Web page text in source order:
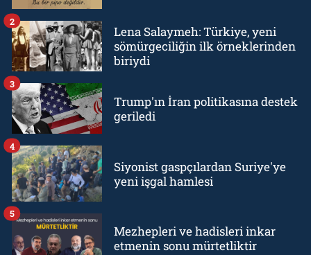
Lena Salaymeh: Türkiye, yeni
sömürgeciliğin ilk örneklerinden
biriydi
2
Trump'ın İran politikasına destek
geriledi
3
Siyonist gaspçılardan Suriye'ye
yeni işgal hamlesi
4
Mezhepleri ve hadisleri inkar
etmenin sonu mürtetliktir
5